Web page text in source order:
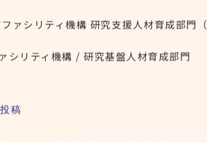
シリティ機構 研究支援人材育成部門（
シリティ機構 / 研究基盤人材育成部門
稿